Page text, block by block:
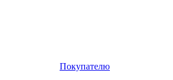
Покупателю